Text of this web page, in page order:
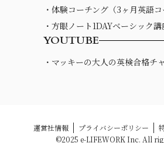
・体験コーチング（3ヶ月英語コ
・方眼ノート1DAYベーシック講
YOUTUBE
・マッキーの大人の英検合格チ
運営社情報 プライバシーポリシー
©2025 e-LIFEWORK Inc. All